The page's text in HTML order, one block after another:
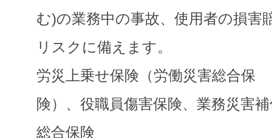
む)の業務中の事故、使用者の損害
リスクに備えます。
労災上乗せ保険（労働災害総合保
険）、役職員傷害保険、業務災害
総合保険